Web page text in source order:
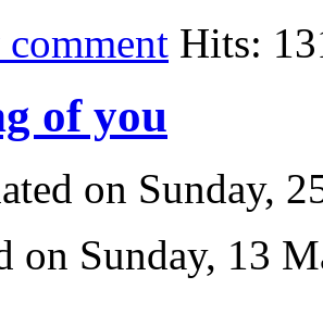
Hits:
of you
on Sunday,
on Sunday, 13